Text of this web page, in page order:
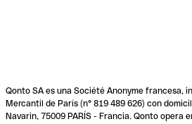
Qonto SA es una Société Anonyme francesa,
Mercantil de París (n° 819 489 626) con
Navarin, 75009 PARÍS - Francia. Qonto opera